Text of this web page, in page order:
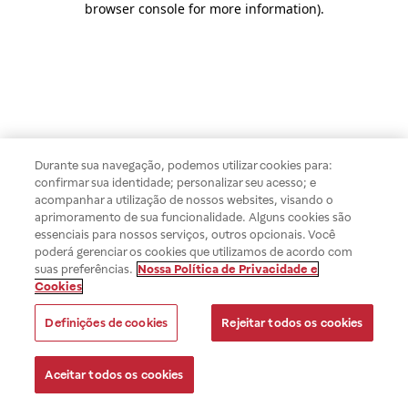
browser console for more information).
Durante sua navegação, podemos utilizar cookies para:
confirmar sua identidade; personalizar seu acesso; e
acompanhar a utilização de nossos websites, visando o
aprimoramento de sua funcionalidade. Alguns cookies são
essenciais para nossos serviços, outros opcionais. Você
poderá gerenciar os cookies que utilizamos de acordo com
suas preferências. Nossa Política de Privacidade e
Cookies
Definições de cookies Rejeitar todos os cookies
Aceitar todos os cookies